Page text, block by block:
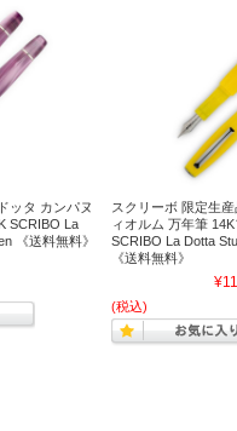
ッタ カンパヌ
SCRIBO La
《送料無料》
スクリーボ 限定生
ィオルム 万年筆
SCRIBO La Dotta
《送料無料》
(税込)